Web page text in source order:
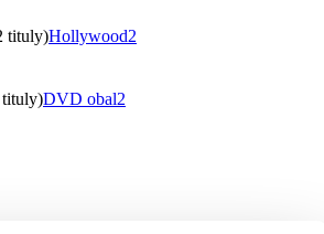
tituly)Hollywood2
DVD obal2